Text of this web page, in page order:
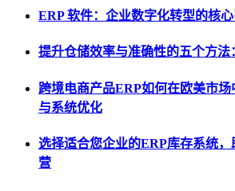
ERP 软件：企业数字化转型的核
提升仓储效率与准确性的五个方法
跨境电商产品ERP如何在欧美市
与系统优化
选择适合您企业的ERP库存系统
营